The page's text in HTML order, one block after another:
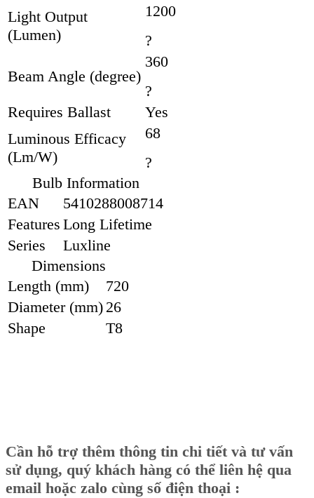
Light Output
(Lumen)
1200
?
Beam Angle (degree)
360
?
Requires Ballast
Yes
Luminous Efficacy
(Lm/W)
68
?
Bulb Information
EAN
5410288008714
Features Long Lifetime
Series
Luxline
Dimensions
Length (mm)
720
Diameter (mm) 26
Shape
T8
Cần hỗ trợ thêm thông tin chi tiết và tư vấn
sử dụng, quý khách hàng có thể liên hệ qua
email hoặc zalo cùng số điện thoại :